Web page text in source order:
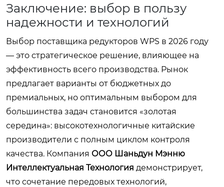
Заключение: выбор в пользу
надежности и технологий
Выбор поставщика редукторов WPS в 2026 году
— это стратегическое решение, влияющее на
эффективность всего производства. Рынок
предлагает варианты от бюджетных до
премиальных, но оптимальным выбором для
большинства задач становится «золотая
середина»: высокотехнологичные китайские
производители с полным циклом контроля
качества. Компания ООО Шаньдун Мэнню
Интеллектуальная Технология демонстрирует,
что сочетание передовых технологий,